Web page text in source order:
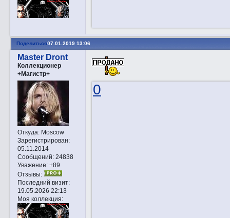
Поделиться07.01.2019 13:06
Master Dront
Коллекционер
+Магистр+
Откуда:Moscow
Зарегистрирован:
05.11.2014
Сообщений:24838
Уважение: +89
Отзывы:
Последний визит:
19.05.2026 22:13
Моя коллекция:
0